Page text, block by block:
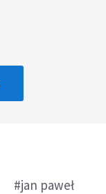
#jan paweł